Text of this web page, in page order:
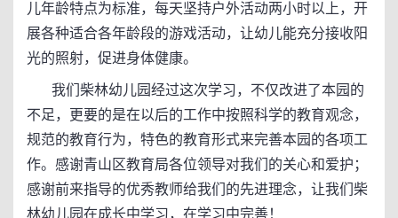
儿年龄特点为标准，每天坚持户外活动两小时以上，开
展各种适合各年龄段的游戏活动，让幼儿能充分接收阳
光的照射，促进身体健康。
我们柴林幼儿园经过这次学习，不仅改进了本园的
不足，更要的是在以后的工作中按照科学的教育观念，
规范的教育行为，特色的教育形式来完善本园的各项工
作。感谢青山区教育局各位领导对我们的关心和爱护；
感谢前来指导的优秀教师给我们的先进理念，让我们柴
林幼儿园在成长中学习，在学习中完善！